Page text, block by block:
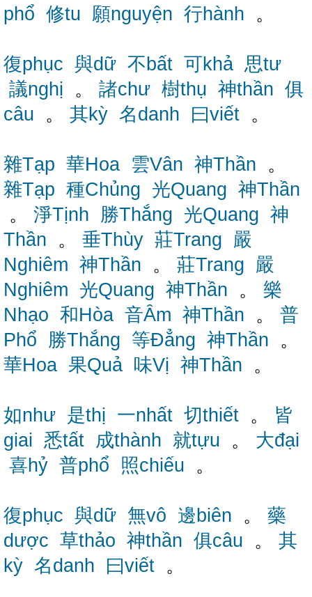
phổ 修tu 願nguyện 行hành 。
復phục 與dữ 不bất 可khả 思tư
議nghị 。 諸chư 樹thụ 神thần 俱
câu 。 其kỳ 名danh 曰viết 。
雜Tạp 華Hoa 雲Vân 神Thần 。
雜Tạp 種Chủng 光Quang 神Thần
。 淨Tịnh 勝Thắng 光Quang 神
Thần 。 垂Thùy 莊Trang
嚴
Nghiêm 神Thần 。 莊Trang
嚴
Nghiêm 光Quang 神Thần 。 樂
Nhạo 和Hòa 音Âm 神Thần 。 普
Phổ
勝Thắng 等Đẳng 神Thần 。
華Hoa 果Quả 味Vị 神Thần 。
如như 是thị 一nhất 切thiết 。 皆
giai 悉tất 成thành 就tựu 。 大đại
喜hỷ 普phổ 照chiếu 。
復phục 與dữ 無vô 邊biên 。 藥
dược 草thảo 神thần 俱câu 。 其
kỳ 名danh 曰viết 。